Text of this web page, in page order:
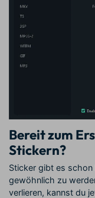
Bereit zum
Stickern?
Sticker gibt es schon
gewöhnlich zu
verlieren, kannst du